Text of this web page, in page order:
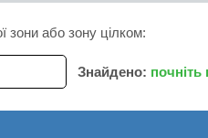
зони або зону цілком:
Знайдено: